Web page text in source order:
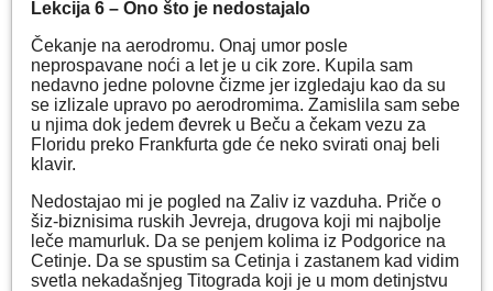
Lekcija 6 – Ono što je nedostajalo
Čekanje na aerodromu. Onaj umor posle
neprospavane noći a let je u cik zore. Kupila sam
nedavno jedne polovne čizme jer izgledaju kao da su
se izlizale upravo po aerodromima. Zamislila sam sebe
u njima dok jedem đevrek u Beču a čekam vezu za
Floridu preko Frankfurta gde će neko svirati onaj beli
klavir.
Nedostajao mi je pogled na Zaliv iz vazduha. Priče o
šiz-biznisima ruskih Jevreja, drugova koji mi najbolje
leče mamurluk. Da se penjem kolima iz Podgorice na
Cetinje. Da se spustim sa Cetinja i zastanem kad vidim
svetla nekadašnjeg Titograda koji je u mom detinjstvu